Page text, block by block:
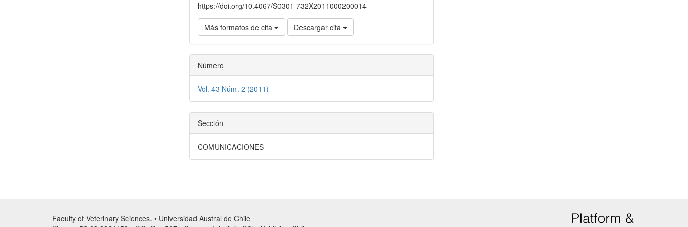
https://doi.org/10.4067/S0301-732X2011000200014
Más formatos de cita Descargar cita
Número
Vol. 43 Núm. 2 (2011)
Sección
COMUNICACIONES
Faculty of Veterinary Sciences. • Universidad Austral de Chile